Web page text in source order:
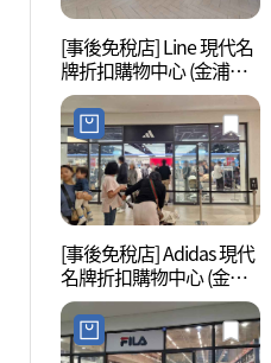
[事後免稅店] Line 現代名
牌折扣購物中心 (金浦店)
(라인 현대프리미엄아울
렛 김포점)
[事後免稅店] Adidas 現代
名牌折扣購物中心 (金浦
店)(아디다스 현대프리미
엄아울렛 김포점)